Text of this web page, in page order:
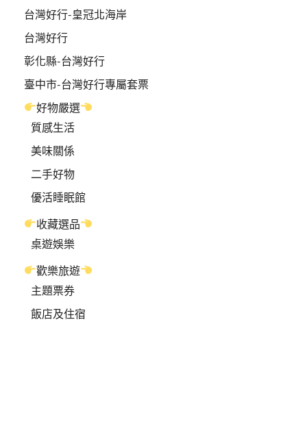
台灣好行-皇冠北海岸
台灣好行
彰化縣-台灣好行
臺中市-台灣好行專屬套票
好物嚴選
質感生活
美味關係
二手好物
優活睡眠館
收藏選品
桌遊娛樂
歡樂旅遊
主題票券
飯店及住宿